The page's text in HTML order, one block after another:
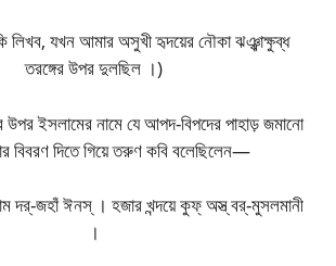
লিখব, যখন আমার অসুখী হৃদয়ের নৌকা ঝঞ্ঝাক্ষুব্ধ
তরঙ্গের উপর দুলছিল ।)
উপর ইসলামের নামে যে আপদ-বিপদের পাহাড় জমানো
বিবরণ দিতে গিয়ে তরুণ কবি বলেছিলেন—
দর্-জহাঁ ঈনস্ । হজার খন্দয়ে কুফ্ অস্ত্ বর্-মুসলমানী
।